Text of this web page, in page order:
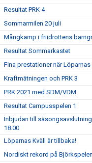
Resultat PRK 4
Sommarmilen 20 juli
Mångkamp i friidrottens
Resultat Sommarkastet
Fina prestationer när
Kraftmätningen och PRK 3
PRK 2021 med SDM/VDM
Resultat Campusspelen 1
Inbjudan till
18.00
Löparnas Kväll är tillbaka!
Nordiskt rekord på Björkspelen